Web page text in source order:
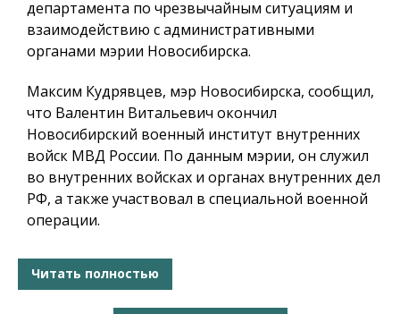
департамента по чрезвычайным ситуациям и
взаимодействию с административными
органами мэрии Новосибирска.
Максим Кудрявцев, мэр Новосибирска, сообщил,
что Валентин Витальевич окончил
Новосибирский военный институт внутренних
войск МВД России. По данным мэрии, он служил
во внутренних войсках и органах внутренних дел
РФ, а также участвовал в специальной военной
операции.
Читать полностью